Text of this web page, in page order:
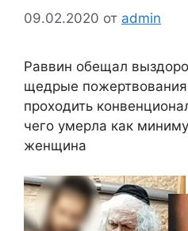
09.02.2020 от admin
Раввин обещал
щедрые
проходить
чего умерла как
женщина